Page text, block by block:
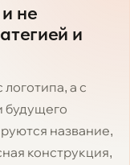
не
и
а с
будущего
название,
конструкция,